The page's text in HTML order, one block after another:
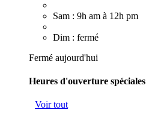
Sam : 9h am à 12h pm
Dim : fermé
Fermé aujourd'hui
Heures d'ouverture spéciales
Voir tout